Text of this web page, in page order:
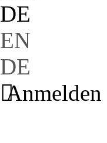
DE
EN
DE
Anmelden